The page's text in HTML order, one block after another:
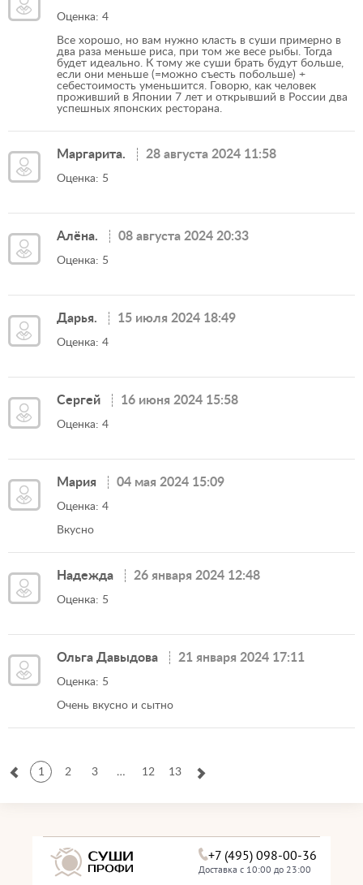
Оценка: 4
Все хорошо, но вам нужно класть в суши примерно в
два раза меньше риса, при том же весе рыбы. Тогда
будет идеально. К тому же суши брать будут больше,
если они меньше (=можно съесть побольше) +
себестоимость уменьшится. Говорю, как человек
проживший в Японии 7 лет и открывший в России два
успешных японских ресторана.
Маргарита. 28 августа 2024 11:58
Оценка: 5
Алёна. 08 августа 2024 20:33
Оценка: 5
Дарья. 15 июля 2024 18:49
Оценка: 4
Сергей 16 июня 2024 15:58
Оценка: 4
Мария 04 мая 2024 15:09
Оценка: 4
Вкусно
Надежда 26 января 2024 12:48
Оценка: 5
Ольга Давыдова 21 января 2024 17:11
Оценка: 5
Очень вкусно и сытно
1 2 3 … 12 13
+7 (495) 098-00-36
Доставка с 10:00 до 23:00